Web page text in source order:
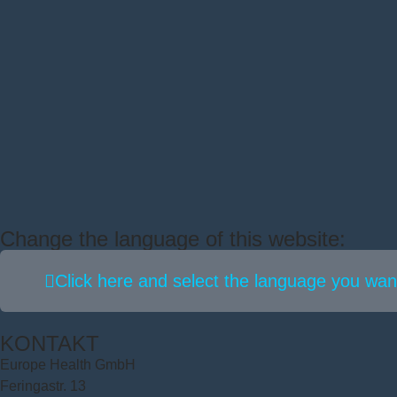
Change the language of this website:
Click here and select the language you
KONTAKT
Europe Health GmbH
Feringastr. 13